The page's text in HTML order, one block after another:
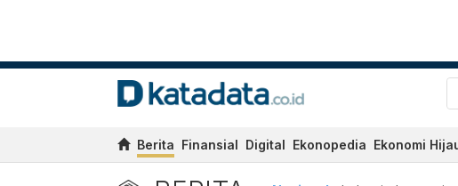
Berita Finansial Digital Ekonopedia Ekonomi